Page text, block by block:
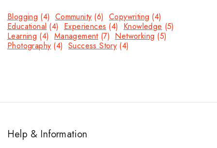
Blogging (4) Community (6) Copywriting (4)
Educational (4) Experiences (4) Knowledge (5)
Learning (4) Management (7) Networking (5)
Photography (4) Success Story (4)
Help & Information